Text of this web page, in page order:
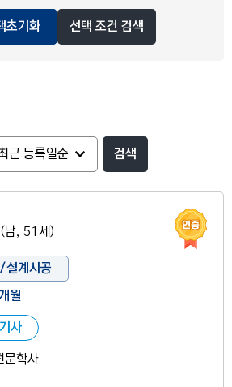
초기화 선택 조건 검색
검색
(남, 51세)
설계시공
월
사
문학사